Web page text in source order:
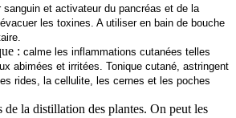
sanguin et activateur du pancréas et de la
les toxines. A utiliser en bain de bouche
: calme les inflammations cutanées telles
abimées et irritées. Tonique cutané, astringent
rides, la cellulite, les cernes et les poches
de la distillation des plantes. On peut les